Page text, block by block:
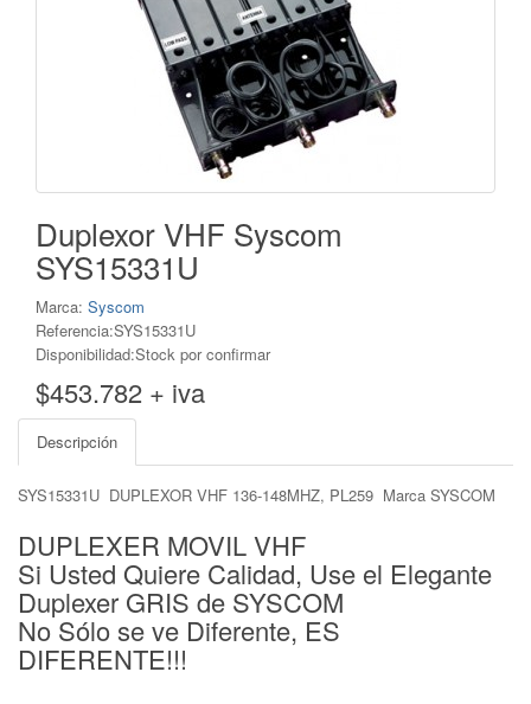
Duplexor VHF Syscom
SYS15331U
Marca: Syscom
Referencia:SYS15331U
Disponibilidad:Stock por confirmar
$453.782 + iva
Descripción
SYS15331U DUPLEXOR VHF 136-148MHZ, PL259 Marca SYSCOM
DUPLEXER MOVIL VHF
Si Usted Quiere Calidad, Use el Elegante
Duplexer GRIS de SYSCOM
No Sólo se ve Diferente, ES
DIFERENTE!!!